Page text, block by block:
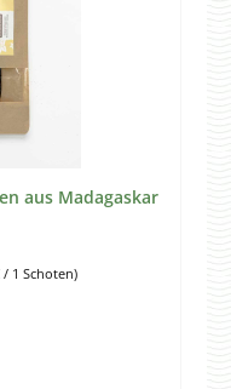
aus Madagaskar
/ 1 Schoten)